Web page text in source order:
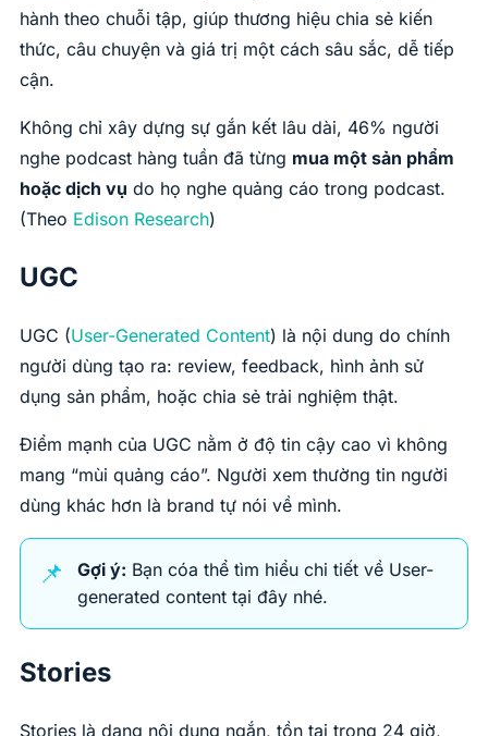
hành theo chuỗi tập, giúp thương hiệu chia sẻ kiến
thức, câu chuyện và giá trị một cách sâu sắc, dễ tiếp
cận.
Không chỉ xây dựng sự gắn kết lâu dài, 46% người
nghe podcast hàng tuần đã từng mua một sản phẩm
hoặc dịch vụ do họ nghe quảng cáo trong podcast.
(Theo Edison Research)
UGC
UGC (User-Generated Content) là nội dung do chính
người dùng tạo ra: review, feedback, hình ảnh sử
dụng sản phẩm, hoặc chia sẻ trải nghiệm thật.
Điểm mạnh của UGC nằm ở độ tin cậy cao vì không
mang “mùi quảng cáo”. Người xem thường tin người
dùng khác hơn là brand tự nói về mình.
📌 Gợi ý: Bạn cóa thể tìm hiểu chi tiết về User-
generated content tại đây nhé.
Stories
Stories là dạng nội dung ngắn, tồn tại trong 24 giờ,